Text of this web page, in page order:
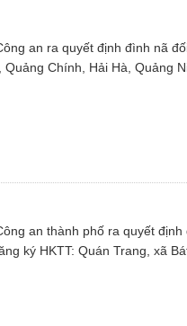
Quyết định truy nã
Thông báo từ UBND tỉnh
an ra quyết định đình nã
Chính, Hải Hà, Quảng
an thành phố ra quyết định
ký HKTT: Quán Trang, xã